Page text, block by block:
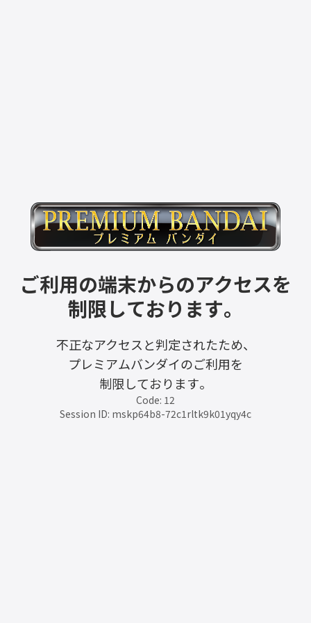
ご利用の端末からのアクセスを
制限しております。
不正なアクセスと判定されたため、
プレミアムバンダイのご利用を
制限しております。
Code: 12
Session ID: mskp64b8-72c1rltk9k01yqy4c